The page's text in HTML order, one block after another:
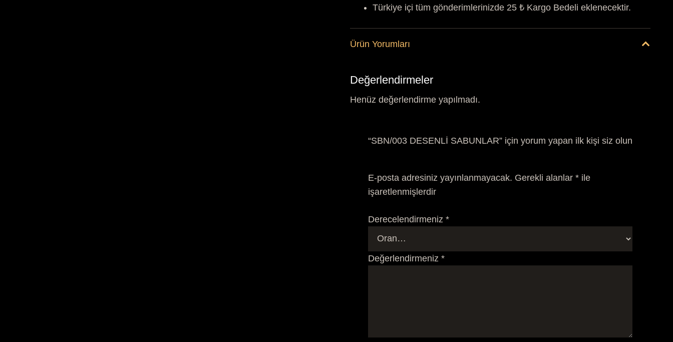
Türkiye içi tüm gönderimlerinizde 25 ₺ Kargo Bedeli eklenecektir.
Ürün Yorumları
Değerlendirmeler
Henüz değerlendirme yapılmadı.
“SBN/003 DESENLİ SABUNLAR” için yorum yapan ilk kişi siz olun
E-posta adresiniz yayınlanmayacak. Gerekli alanlar * ile
işaretlenmişlerdir
Derecelendirmeniz *
Değerlendirmeniz *